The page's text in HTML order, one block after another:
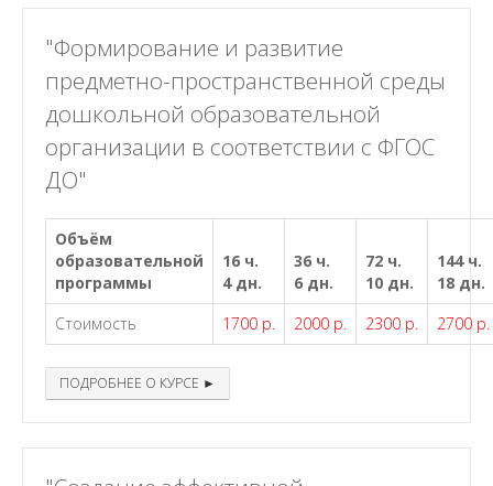
"Формирование и развитие
предметно-пространственной среды
дошкольной образовательной
организации в соответствии с ФГОС
ДО"
Объём
образовательной
программы
16 ч.
4 дн.
36 ч.
6 дн.
72 ч.
10 дн.
144 ч.
18 дн.
Стоимость
1700 р. 2000 р. 2300 р. 2700 р.
ПОДРОБНЕЕ О КУРСЕ ►